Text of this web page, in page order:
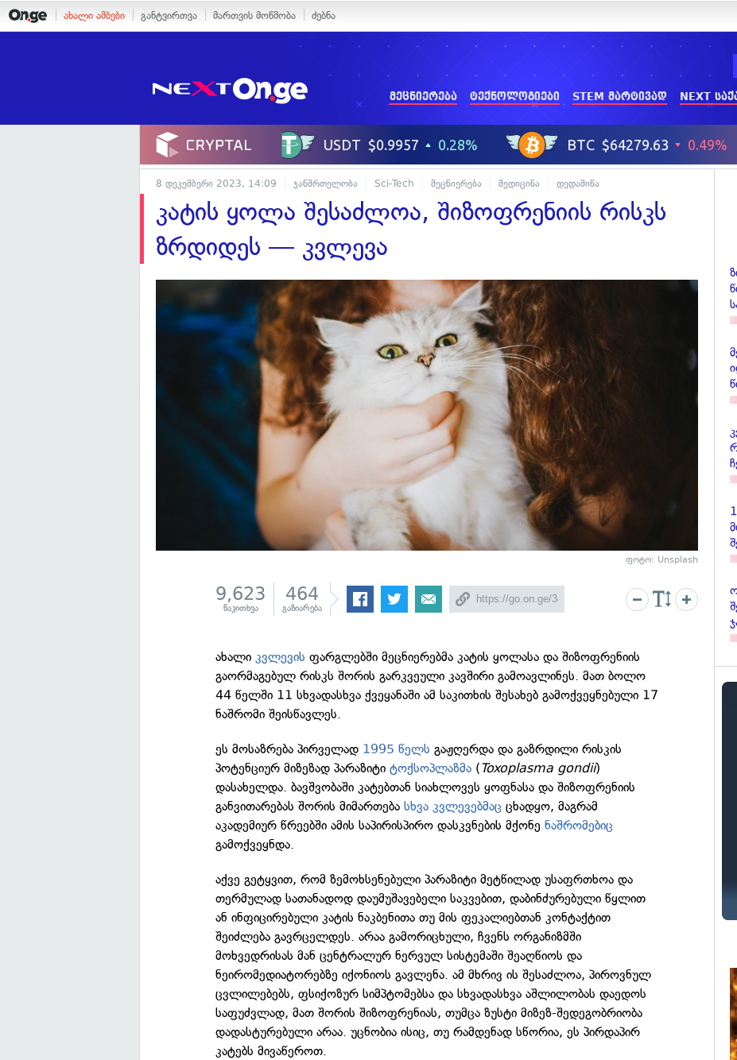
ახალი ამბები განტვირთვა მართვის მოწმობა ძებნა
მეცნიერება ტექნოლოგიები STEM მარტივად NEXT
8 დეკემბერი 2023, 14:09 ჯანმრთელობა Sci-Tech მეცნიერება მედიცინა დედამიწა
კატის ყოლა შესაძლოა, შიზოფრენიის რისკს
ზრდიდეს — კვლევა
ფოტო: Unsplash
9,623
წაკითხვა
464
გაზიარება
ახალიკვლევის ფარგლებში მეცნიერებმა კატის ყოლასა და შიზოფრენიის
გაორმაგებულ რისკს შორის გარკვეული კავშირი გამოავლინეს. მათ ბოლო
44 წელში 11 სხვადასხვა ქვეყანაში ამ საკითხის შესახებ გამოქვეყნებული 17
ნაშრომი შეისწავლეს.
ეს მოსაზრება პირველად 1995 წელს გაჟღერდა და გაზრდილი რისკის
პოტენციურ მიზეზად პარაზიტიტოქსოპლაზმა (Toxoplasma gondii)
დასახელდა. ბავშვობაში კატებთან სიახლოვეს ყოფნასა და შიზოფრენიის
განვითარებას შორის მიმართება სხვა კვლევებმაც ცხადყო, მაგრამ
აკადემიურ წრეებში ამის საპირისპირო დასკვნების მქონენაშრომებიც
გამოქვეყნდა.
აქვე გეტყვით, რომ ზემოხსენებული პარაზიტი მეტწილად უსაფრთხოა და
თერმულად სათანადოდ დაუმუშავებელი საკვებით, დაბინძურებული წყლით
ან ინფიცირებული კატის ნაკბენითა თუ მის ფეკალიებთან კონტაქტით
შეიძლება გავრცელდეს. არაა გამორიცხული, ჩვენს ორგანიზმში
მოხვედრისას მან ცენტრალურ ნერვულ სისტემაში შეაღწიოს და
ნეირომედიატორებზე იქონიოს გავლენა. ამ მხრივ ის შესაძლოა, პიროვნულ
ცვლილებებს, ფსიქოზურ სიმპტომებსა და სხვადასხვა აშლილობას დაედოს
საფუძვლად, მათ შორის შიზოფრენიას, თუმცა ზუსტი მიზეზ-შედეგობრიობა
დადასტურებული არაა. უცნობია ისიც, თუ რამდენად სწორია, ეს პირდაპირ
კატებს მივაწეროთ.